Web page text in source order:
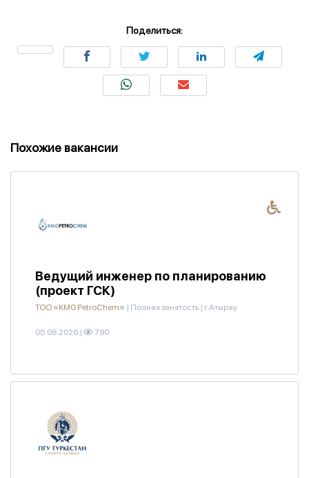
Поделиться:
Похожие вакансии
Ведущий инженер по планированию
(проект ГСК)
ТОО «KMG PetroChem» | Полная занятость | г.Атырау
05.08.2026 | 790